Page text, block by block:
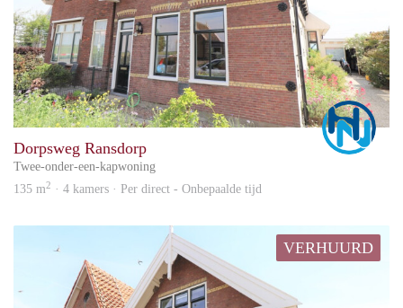
Dorpsweg Ransdorp
Twee-onder-een-kapwoning
135 m2 · 4 kamers · Per direct - Onbepaalde tijd
VERHUURD